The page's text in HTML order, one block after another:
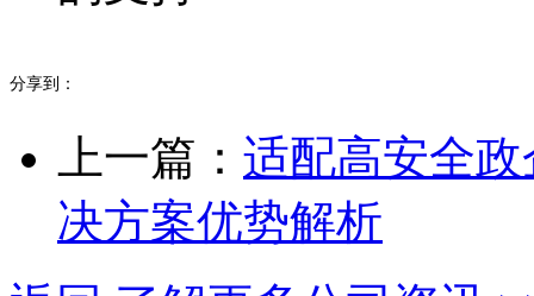
分享到：
上一篇： 适配高安全
决方案优势解析